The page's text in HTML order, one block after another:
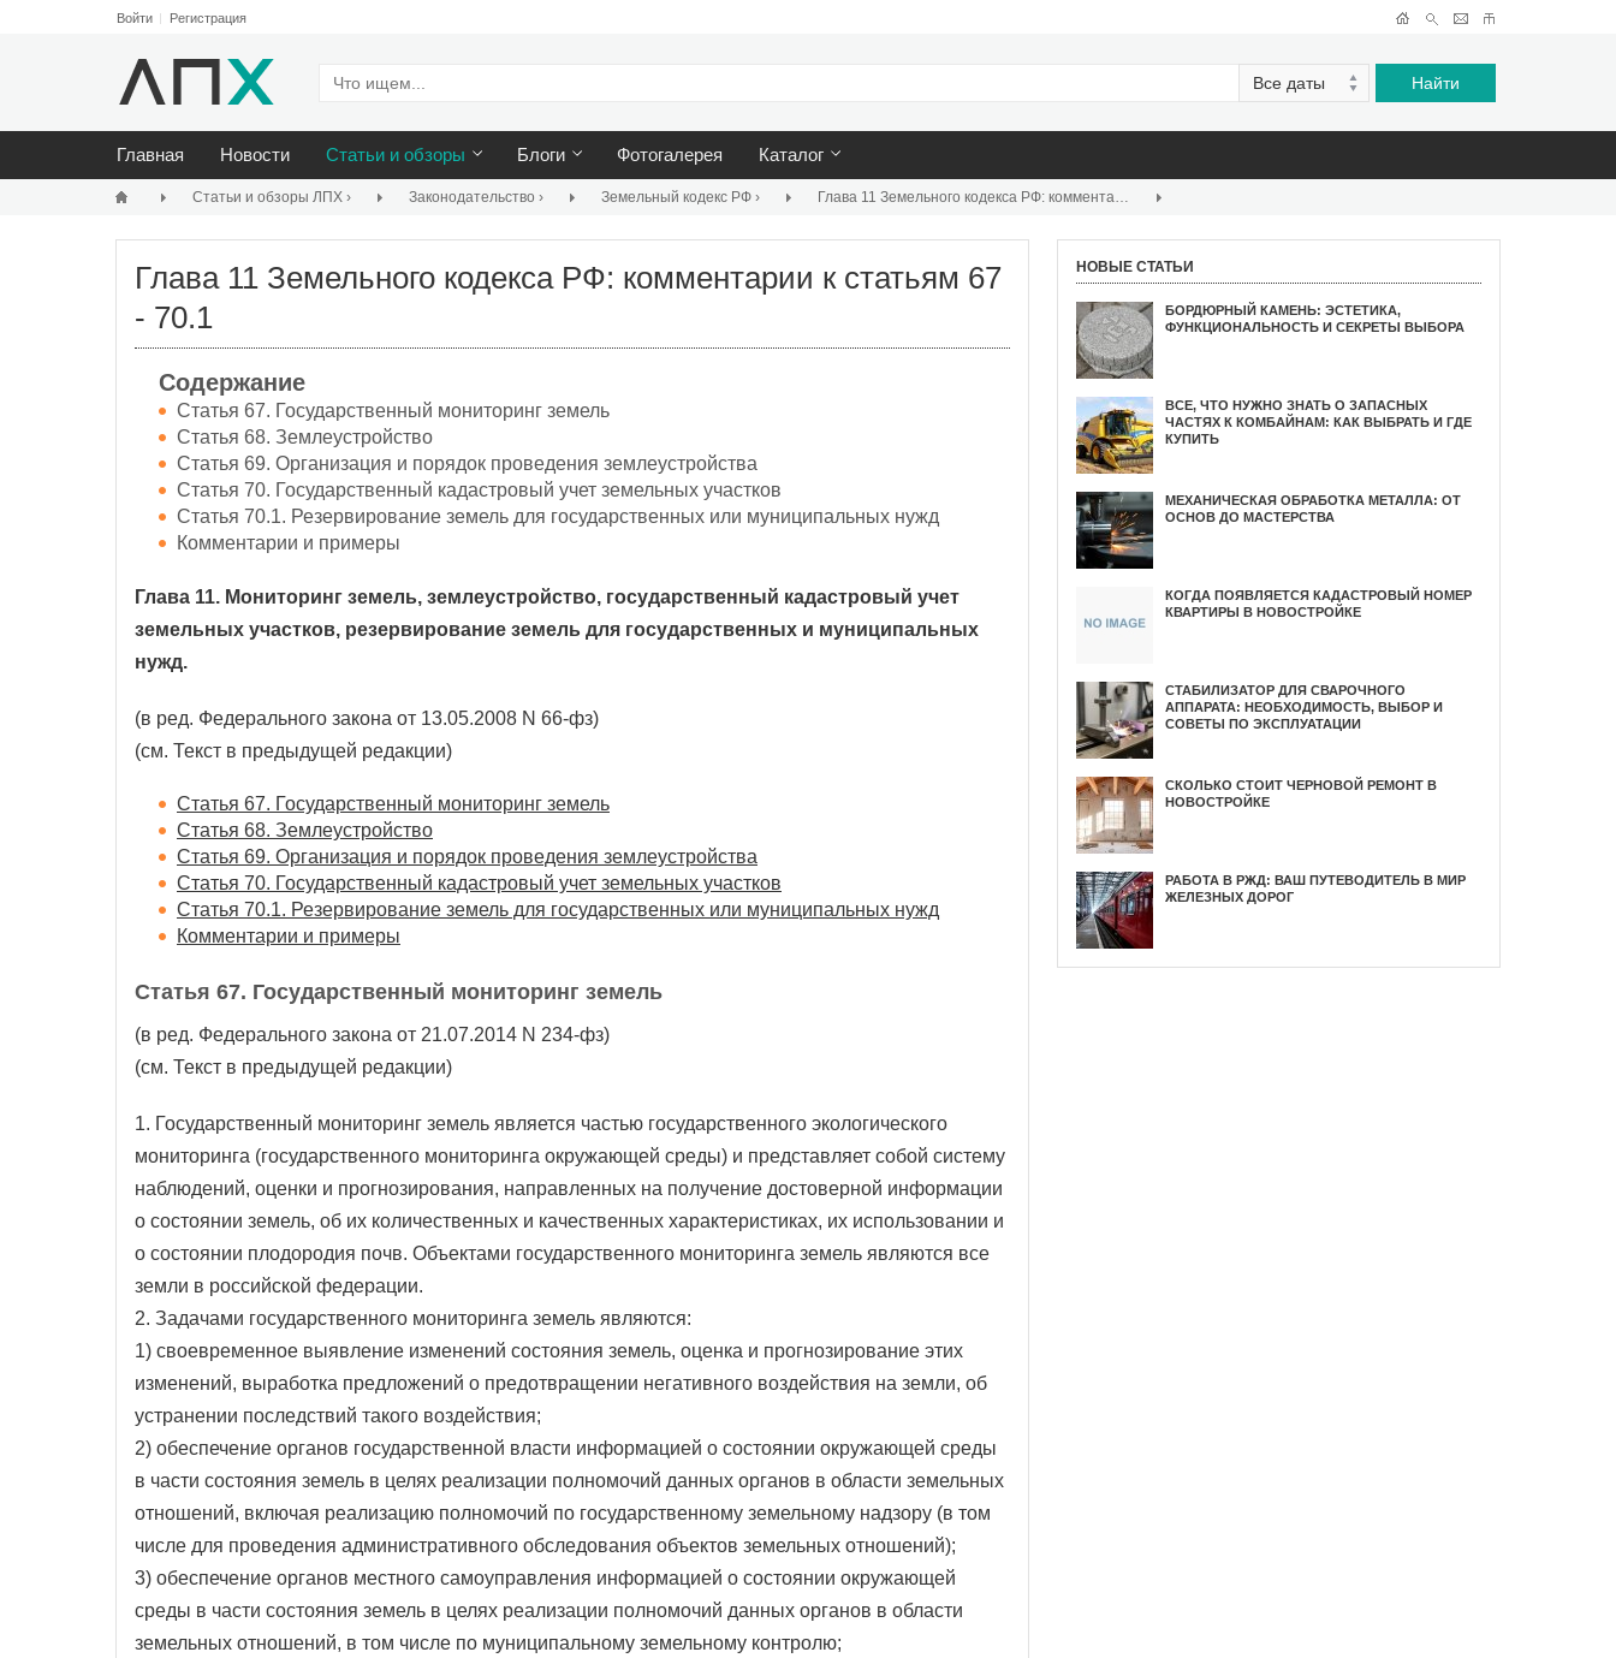
Войти Регистрация
Главная Новости Статьи и обзоры Блоги Фотогалерея Каталог
Статьи и обзоры ЛПХ › Законодательство › Земельный кодекс РФ › Глава 11 Земельного кодекса РФ: комментарии к статьям 67 - 70.1
Глава 11 Земельного кодекса РФ: комментарии к статьям 67
- 70.1
Содержание
Статья 67. Государственный мониторинг земель
Статья 68. Землеустройство
Статья 69. Организация и порядок проведения землеустройства
Статья 70. Государственный кадастровый учет земельных участков
Статья 70.1. Резервирование земель для государственных или муниципальных нужд
Комментарии и примеры
Глава 11. Мониторинг земель, землеустройство, государственный кадастровый учет
земельных участков, резервирование земель для государственных и муниципальных
нужд.
(в ред. Федерального закона от 13.05.2008 N 66-фз)
(см. Текст в предыдущей редакции)
Статья 67. Государственный мониторинг земель
Статья 68. Землеустройство
Статья 69. Организация и порядок проведения землеустройства
Статья 70. Государственный кадастровый учет земельных участков
Статья 70.1. Резервирование земель для государственных или муниципальных нужд
Комментарии и примеры
Статья 67. Государственный мониторинг земель
(в ред. Федерального закона от 21.07.2014 N 234-фз)
(см. Текст в предыдущей редакции)
1. Государственный мониторинг земель является частью государственного экологического
мониторинга (государственного мониторинга окружающей среды) и представляет собой систему
наблюдений, оценки и прогнозирования, направленных на получение достоверной информации
о состоянии земель, об их количественных и качественных характеристиках, их использовании и
о состоянии плодородия почв. Объектами государственного мониторинга земель являются все
земли в российской федерации.
2. Задачами государственного мониторинга земель являются:
1) своевременное выявление изменений состояния земель, оценка и прогнозирование этих
изменений, выработка предложений о предотвращении негативного воздействия на земли, об
устранении последствий такого воздействия;
2) обеспечение органов государственной власти информацией о состоянии окружающей среды
в части состояния земель в целях реализации полномочий данных органов в области земельных
отношений, включая реализацию полномочий по государственному земельному надзору (в том
числе для проведения административного обследования объектов земельных отношений);
3) обеспечение органов местного самоуправления информацией о состоянии окружающей
среды в части состояния земель в целях реализации полномочий данных органов в области
земельных отношений, в том числе по муниципальному земельному контролю;
НОВЫЕ СТАТЬИ
БОРДЮРНЫЙ КАМЕНЬ: ЭСТЕТИКА,
ФУНКЦИОНАЛЬНОСТЬ И СЕКРЕТЫ ВЫБОРА
ВСЕ, ЧТО НУЖНО ЗНАТЬ О ЗАПАСНЫХ
ЧАСТЯХ К КОМБАЙНАМ: КАК ВЫБРАТЬ И ГДЕ
КУПИТЬ
МЕХАНИЧЕСКАЯ ОБРАБОТКА МЕТАЛЛА: ОТ
ОСНОВ ДО МАСТЕРСТВА
КОГДА ПОЯВЛЯЕТСЯ КАДАСТРОВЫЙ НОМЕР
КВАРТИРЫ В НОВОСТРОЙКЕ
СТАБИЛИЗАТОР ДЛЯ СВАРОЧНОГО
АППАРАТА: НЕОБХОДИМОСТЬ, ВЫБОР И
СОВЕТЫ ПО ЭКСПЛУАТАЦИИ
СКОЛЬКО СТОИТ ЧЕРНОВОЙ РЕМОНТ В
НОВОСТРОЙКЕ
РАБОТА В РЖД: ВАШ ПУТЕВОДИТЕЛЬ В МИР
ЖЕЛЕЗНЫХ ДОРОГ